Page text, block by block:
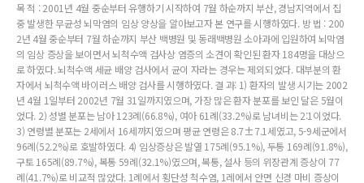
목 적 : 2001년 4월 중순부터 유행하기 시작하여 7월 하순까지 부산, 경남지역에서 집
중 발생한 무균성 뇌막염의 임상 양상을 알아보고자 본 연구를 시행하였다. 방 법 : 200
2년 4월 중순부터 7월 하순까지 부산 백병원 및 동래백병원 소아과에 입원하여 뇌막염
의 임상 증상을 보이면서 뇌척수액 검사상 염증의 소견이 확인된 환자 184명을 대상으
로 하였다. 뇌척수액 세균 배양 검사에서 균이 자라는 경우는 제외되었다. 대부분의 환
자에서 뇌척수액 바이러스 배양 검사를 시행하였다. 결 과: 1) 환자의 발생 시기는 2002
년 4월 1일부터 2002년 7월 31일까지였으며, 가장 많은 환자 분포를 보인 달은 5월이
었다. 2) 성별 분포는 남아 123례(66.8%), 여아 61례(33.2%)로 남녀비는 2:1이었다.
3) 연령별 분포는 2세에서 16세까지였으며 평균 연령은 8.7±7.1세였고, 5-9세군에서
96례(52.2%)로 호발하였다. 4) 임상증상은 발열 175례(95.1%), 두통 169례(91.8%),
구토 165례(89.7%), 복통 59례(32.1%)였으며, 복통, 설사 등의 위장관계 증상이 77
례(41.7%)로 비교적 많았다. 1례에서 횡단성 척수염, 1레에서 안면 신경 마비 증상이